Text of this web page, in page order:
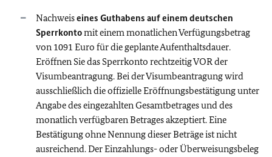
Nachweiseines Guthabens auf einem deutschen
Sperrkontomit einem monatlichen Verfügungsbetrag
von 1091 Euro für die geplante Aufenthaltsdauer.
Eröffnen Sie das Sperrkonto rechtzeitig VOR der
Visumbeantragung. Bei der Visumbeantragung wird
ausschließlich die offizielle Eröffnungsbestätigung unter
Angabe des eingezahlten Gesamtbetrages und des
monatlich verfügbaren Betrages akzeptiert. Eine
Bestätigung ohne Nennung dieser Beträge ist nicht
ausreichend. Der Einzahlungs- oder Überweisungsbeleg